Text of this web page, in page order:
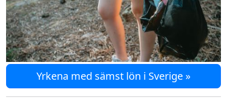
Yrkena med sämst lön i Sverige »